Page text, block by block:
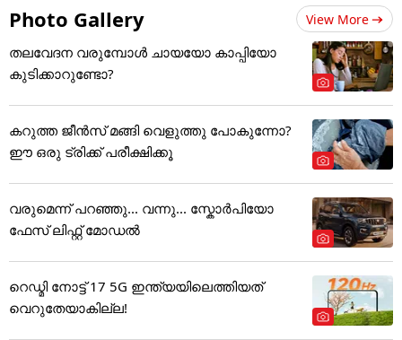
Photo Gallery View More
തലവേദന വരുമ്പോൾ ചായയോ കാപ്പിയോ
കുടിക്കാറുണ്ടോ?
കറുത്ത ജീൻസ് മങ്ങി വെളുത്തു പോകുന്നോ?
ഈ ഒരു ട്രിക്ക് പരീക്ഷിക്കൂ
വരുമെന്ന് പറഞ്ഞു... വന്നു... സ്കോർപിയോ
ഫേസ് ലിഫ്റ്റ് മോഡൽ
റെഡ്മി നോട്ട് 17 5G ഇന്ത്യയിലെത്തിയത്
വെറുതേയാകില്ല!